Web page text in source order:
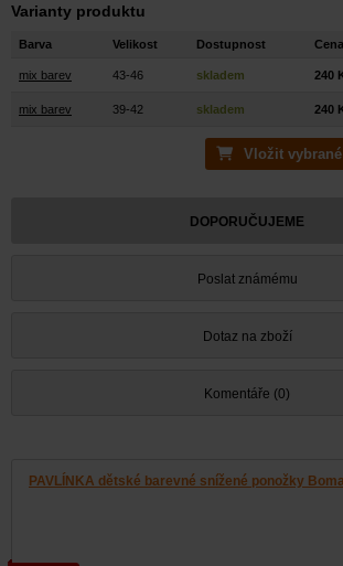
Varianty produktu
Barva Velikost Dostupnost Cena
mix barev 43-46 skladem 240
mix barev 39-42 skladem 240
Vložit
DOPORUČUJEME
Poslat známému
Dotaz na zboží
Komentáře (0)
PAVLÍNKA dětské barevné snížené ponožky Boma